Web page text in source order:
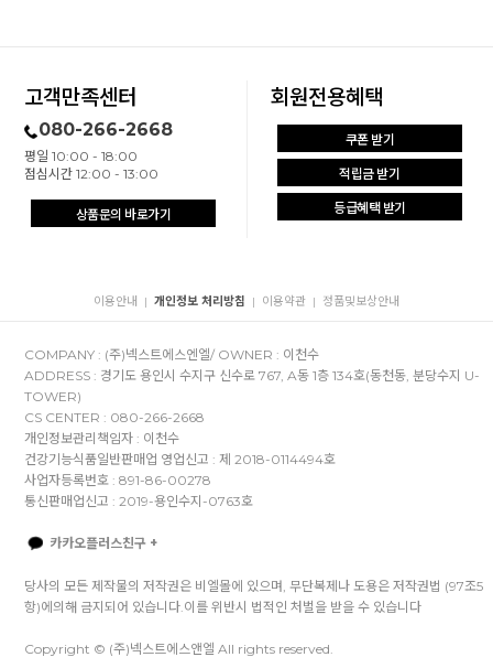
고객만족센터
080-266-2668
평일 10:00 - 18:00
점심시간 12:00 - 13:00
상품문의 바로가기
회원전용혜택
쿠폰 받기
적립금 받기
등급혜택 받기
이용안내 | 개인정보 처리방침 | 이용약관 | 정품및보상안내
COMPANY : (주)넥스트에스엔엘/ OWNER : 이천수
ADDRESS : 경기도 용인시 수지구 신수로 767, A동 1층 134호(동천동, 분당수지 U-
TOWER)
CS CENTER : 080-266-2668
개인정보관리책임자 : 이천수
건강기능식품일반판매업 영업신고 : 제 2018-0114494호
사업자등록번호 : 891-86-00278
통신판매업신고 : 2019-용인수지-0763호
카카오플러스친구 +
당사의 모든 제작물의 저작권은 비엘몰에 있으며, 무단복제나 도용은 저작권법 (97조5
항)에의해 금지되어 있습니다.이를 위반시 법적인 처벌을 받을 수 있습니다
Copyright © (주)넥스트에스앤엘 All rights reserved.